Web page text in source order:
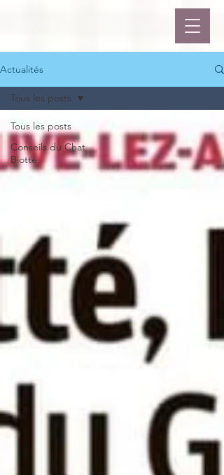
Actualités
Tous les posts
Conseils du Chat
Biotté
Tous les posts